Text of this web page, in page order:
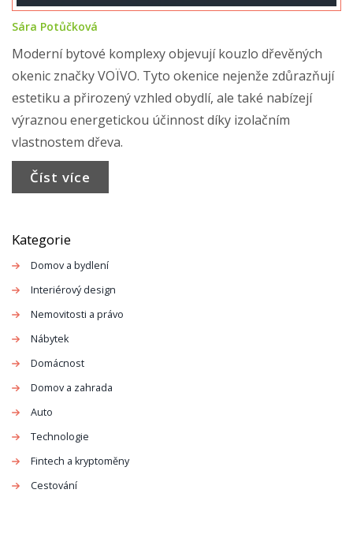
Sára Potůčková
Moderní bytové komplexy objevují kouzlo dřevěných
okenic značky VOÏVO. Tyto okenice nejenže zdůrazňují
estetiku a přirozený vzhled obydlí, ale také nabízejí
výraznou energetickou účinnost díky izolačním
vlastnostem dřeva.
Číst více
Kategorie
Domov a bydlení
Interiérový design
Nemovitosti a právo
Nábytek
Domácnost
Domov a zahrada
Auto
Technologie
Fintech a kryptoměny
Cestování